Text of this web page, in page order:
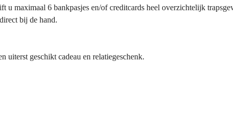
u maximaal 6 bankpasjes en/of creditcards heel overzichtelijk
bij de hand.
uiterst geschikt cadeau en relatiegeschenk.